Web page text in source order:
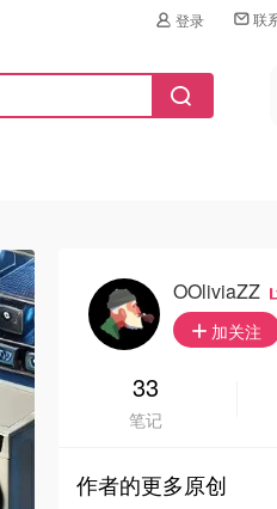
登录 联
OOliviaZZ
加关注
33
笔记
作者的更多原创